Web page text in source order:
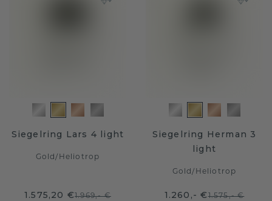
Siegelring Lars 4 light
Gold/ Heliotrop
1.575,20 €1.969,- €
Siegelring Herman 3
light
Gold/ Heliotrop
1.260,- €1.575,- €